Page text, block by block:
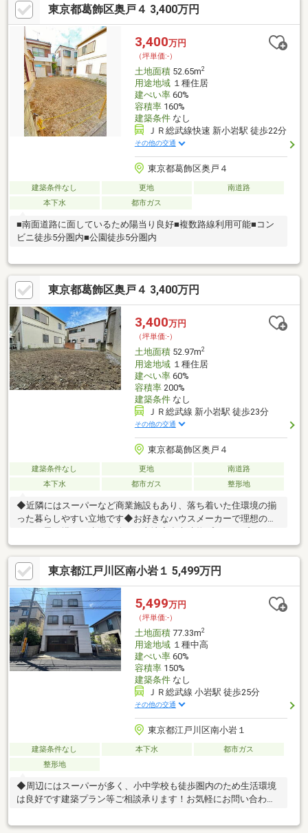
東京都葛飾区奥戸４ 3,400万円
3,400万円
（坪単価:-）
土地面積52.65m2
用途地域１種住居
建ぺい率60%
容積率160%
建築条件なし
ＪＲ総武線快速 新小岩駅 徒歩22分
その他の交通
東京都葛飾区奥戸４
建築条件なし 更地
南道路
本下水
都市ガス
■南面道路に面しているため陽当り良好■複数路線利用可能■コン
ビニ徒歩5分圏内■公園徒歩5分圏内
東京都葛飾区奥戸４ 3,400万円
3,400万円
（坪単価:-）
土地面積52.97m2
用途地域１種住居
建ぺい率60%
容積率200%
建築条件なし
ＪＲ総武線 新小岩駅 徒歩23分
その他の交通
東京都葛飾区奥戸４
建築条件なし 更地
南道路
本下水
都市ガス 整形地
◆近隣にはスーパーなど商業施設もあり、落ち着いた住環境の揃
った暮らしやすい立地です◆お好きなハウスメーカーで理想のプ
ランが思い描ける建築条件なし土地◆参考建物プランのプレゼン
を承っております。その他ショールームの見学、ハウスメーカー
のご紹介も可能【資料請求する】【見学予約する】をクリック！
今すぐ見たい方は03-6231-5314までお電話ください！◎急な見学
でも可能な限り対応させていただきます！◎電話もしくはオレン
ジ色の【資料請求する】ボタンから最短２分で完了！その他、お
気軽にお問い合わせください。03-6231-5314
東京都江戸川区南小岩１ 5,499万円
5,499万円
（坪単価:-）
土地面積77.33m2
用途地域１種中高
建ぺい率60%
容積率150%
建築条件なし
ＪＲ総武線 小岩駅 徒歩25分
その他の交通
東京都江戸川区南小岩１
建築条件なし 本下水
都市ガス
整形地
◆周辺にはスーパーが多く、小中学校も徒歩圏内のため生活環境
は良好です建築プラン等ご相談承ります！お気軽にお問い合わせ
＜＜＜◇南小岩第二小学校まで約581m（約8分）◇小岩第五中学